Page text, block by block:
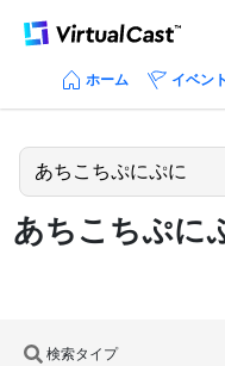
ホーム イベント
あちこちぷに
検索タイプ